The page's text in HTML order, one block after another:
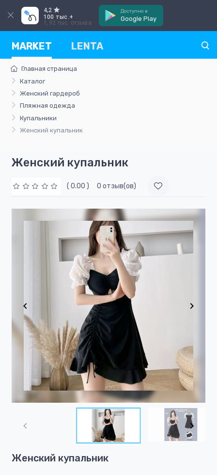
4,2
100 тыс.+
1,92 тыс. отзыва
Доступно в
Google Play
MARKET LENTA
Главная страница
Каталог
Женский гардероб
Пляжная одежда
Купальники
Женский купальник
Женский купальник
( 0.00 ) 0 отзыв(ов)
1
Женский купальник